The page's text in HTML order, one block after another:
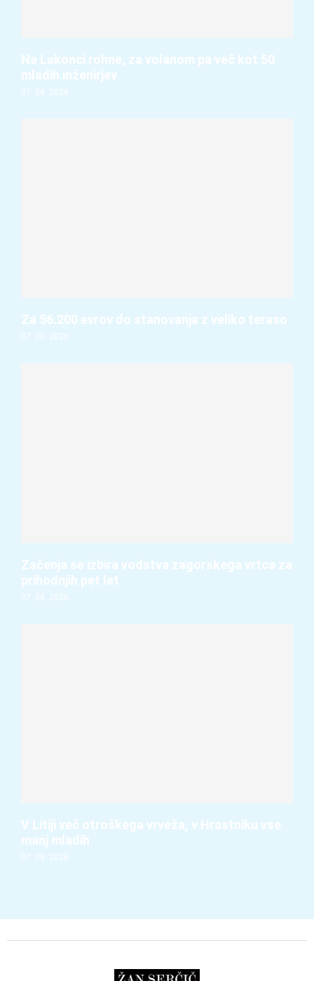
Na Lakonci rohne, za volanom pa več kot 50
mladih inženirjev
07. 08. 2026
Za 56.200 evrov do stanovanja z veliko teraso
07. 08. 2026
Začenja se izbira vodstva zagorskega vrtca za
prihodnjih pet let
07. 08. 2026
V Litiji več otroškega vrveža, v Hrastniku vse
manj mladih
07. 08. 2026